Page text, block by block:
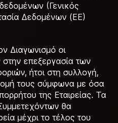
(Γενικός
Δεδομένων (EE)
Διαγωνισμό οι
επεξεργασία των
ήτοι στη συλλογή,
τους σύμφωνα με όσα
της Εταιρείας. Τα
θα
μέχρι το τέλος του